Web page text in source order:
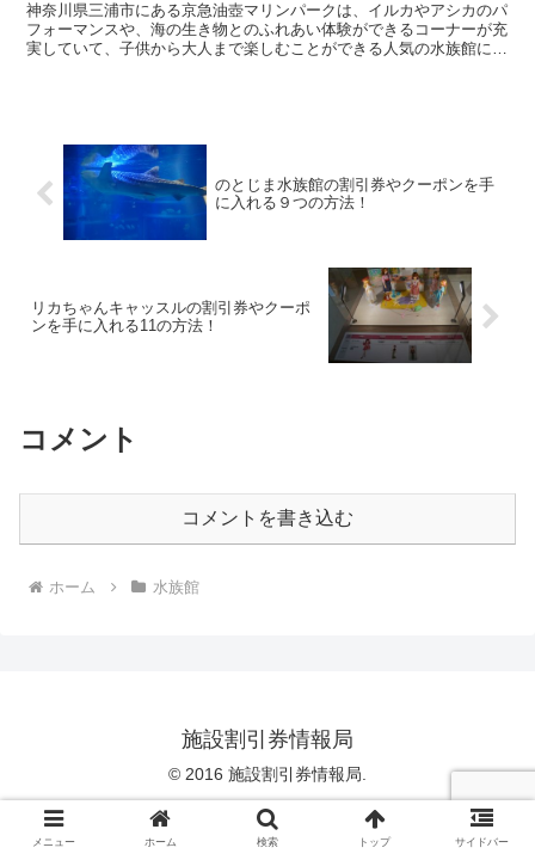
神奈川県三浦市にある京急油壺マリンパークは、イルカやアシカのパ
フォーマンスや、海の生き物とのふれあい体験ができるコーナーが充
実していて、子供から大人まで楽しむことができる人気の水族館にな
のとじま水族館の割引券やクーポンを手
に入れる９つの方法！
リカちゃんキャッスルの割引券やクーポ
ンを手に入れる11の方法！
コメント
コメントを書き込む
ホーム 水族館
施設割引券情報局
© 2016 施設割引券情報局.
メニュー ホーム 検索 トップ サイドバー